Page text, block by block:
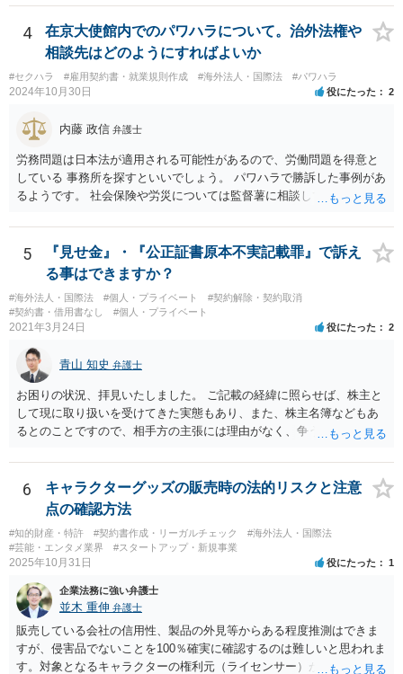
には上記の裁判例のように、貴社に返金義務は無いと判断される可能
性が高いと思われます。）。 指輪代金について: 前述の通り、男性会
員と女性会員との間の個人間の贈与であり、貴社に法的な返金義務は
ないことを、法的根拠と共に冷静に主張する。 「刑事訴訟」との主張
に対して: 本件は、契約の履行や返金を巡る民事上の紛争であり、貴社
に当初から金銭を騙し取る意図（詐欺罪の構成要件である欺罔行為）
があったとは考えにくく、刑事事件として立件される可能性は極めて
低いと思われます。 3. 警察からの連絡について 警察は「民事不介
入」を原則としており、契約トラブルなどの個人間の紛争に介入する
ことはありません。しかし、事件性があるかどうかを判断するため
に、関係者から事情を聴くことがあります。その場合には誠実な事実
説明を行ってください。
というのは無責任というほかないでしょう。 事業承継については，相
続税や贈与税を猶予する特別法な，遺留分について株式価格を遺留分
算定基礎額から控除したり価額を相続時でなく承継時に固定したりす
ることのできる特別法が定められています。 買い取る以外の方法につ
いても，株式保有割合や状況によるので，具体的に弁護士に相談され
ることをお勧めします。
4
在京大使館内でのパワハラについて。治外法権や
相談先はどのようにすればよいか
#セクハラ #雇用契約書・就業規則作成 #海外法人・国際法 #パワハラ
2024年10月30日 役にたった 2
内藤 政信 弁護士
労務問題は日本法が適用される可能性があるので、労働問題を得意と
している 事務所を探すといいでしょう。 パワハラで勝訴した事例があ
るようです。 社会保険や労災については監督薯に相談してみるといい
5
『見せ金』・『公正証書原本不実記載罪』で訴え
る事はできますか？
#海外法人・国際法 #個人・プライベート
#契約解除・契約取消
#契約書・借用書なし
#個人・プライベート
2021年3月24日 役にたった 2
青山 知史 弁護士
お困りの状況、拝見いたしました。 ご記載の経緯に照らせば、株主と
して現に取り扱いを受けてきた実態もあり、また、株主名簿などもあ
るとのことですので、相手方の主張には理由がなく、争う余地はある
主手の地位確認請求を訴訟などで実施し、正式に権利関係を明らかに
することも考えられます。 また、仮に株式の割り当てがなされていな
いとのことであれば、出資契約の前提が果たされていないことになり
ますので、債務不履行を理由に契約を解除し、100万円の返金を要求す
ることも考えられるかと思慮いたします。 この他、持ち株比率などに
もよりますが、過半数を確保できるのであれば、相手方の解任請求を
たします。 いずれの手段をとるとしても、当時のやり取りや契約内
容、相手方の主張内容などによっても、とるべき手段が異なってきま
すので、本格的に争うことをお考えであれば、関連資料をお持ちのう
え、個別に弁護士にご相談をし、対策を立てていくべきと思慮いたし
ます。
6
キャラクターグッズの販売時の法的リスクと注意
点の確認方法
#知的財産・特許 #契約書作成・リーガルチェック
#海外法人・国際法
#芸能・エンタメ業界
#スタートアップ・新規事業
2025年10月31日 役にたった 1
企業法務に強い弁護士
並木 重伸 弁護士
販売している会社の信用性、製品の外見等からある程度推測はできま
すが、侵害品でないことを100％確実に確認するのは難しいと思われま
す。対象となるキャラクターの権利元（ライセンサー）がわかるので